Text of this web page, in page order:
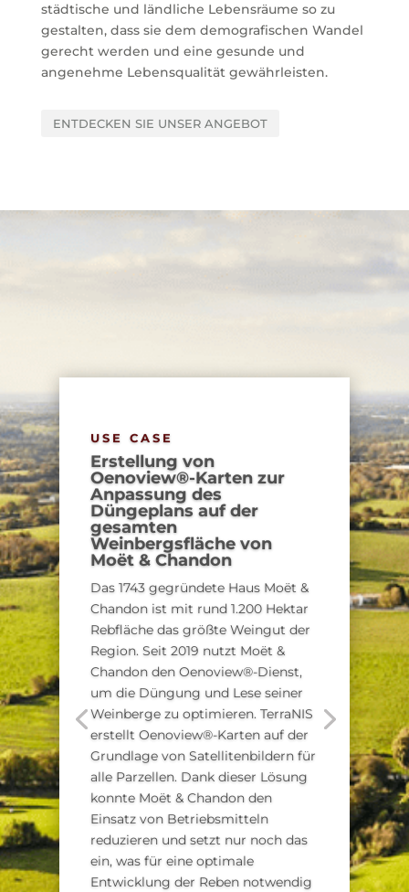
städtische und ländliche Lebensräume so zu
gestalten, dass sie dem demografischen Wandel
gerecht werden und eine gesunde und
angenehme Lebensqualität gewährleisten.
ENTDECKEN SIE UNSER ANGEBOT
USE CASE
Erstellung von
Oenoview®-Karten zur
Anpassung des
Düngeplans auf der
gesamten
Weinbergsfläche von
Moët & Chandon
Das 1743 gegründete Haus Moët &
Chandon ist mit rund 1.200 Hektar
Rebfläche das größte Weingut der
Region. Seit 2019 nutzt Moët &
Chandon den Oenoview®-Dienst,
um die Düngung und Lese seiner
Weinberge zu optimieren. TerraNIS
erstellt Oenoview®-Karten auf der
Grundlage von Satellitenbildern für
alle Parzellen. Dank dieser Lösung
konnte Moët & Chandon den
Einsatz von Betriebsmitteln
reduzieren und setzt nur noch das
ein, was für eine optimale
Entwicklung der Reben notwendig